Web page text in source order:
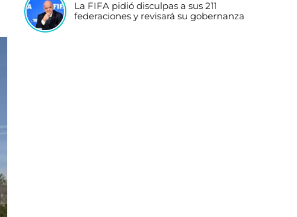
La FIFA pidió disculpas a sus 211
federaciones y revisará su gobernanza